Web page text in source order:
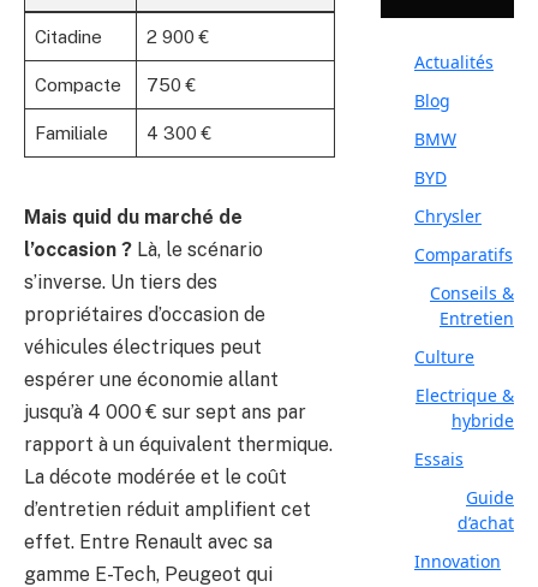
Citadine 2 900 €
Compacte 750 €
Familiale 4 300 €
Mais quid du marché de
l’occasion ? Là, le scénario
s’inverse. Un tiers des
propriétaires d’occasion de
véhicules électriques peut
espérer une économie allant
jusqu’à 4 000 € sur sept ans par
rapport à un équivalent thermique.
La décote modérée et le coût
d’entretien réduit amplifient cet
effet. Entre Renault avec sa
gamme E-Tech, Peugeot qui
Actualités
Blog
BMW
BYD
Chrysler
Comparatifs
Conseils &
Entretien
Culture
Electrique &
hybride
Essais
Guide
d’achat
Innovation